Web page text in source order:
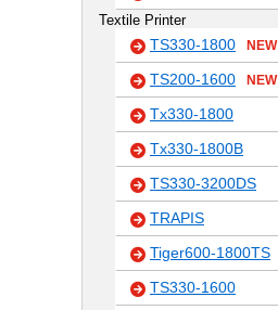
Textile Printer
TS330-1800 NEW
TS200-1600 NEW
Tx330-1800
Tx330-1800B
TS330-3200DS
TRAPIS
Tiger600-1800TS
TS330-1600